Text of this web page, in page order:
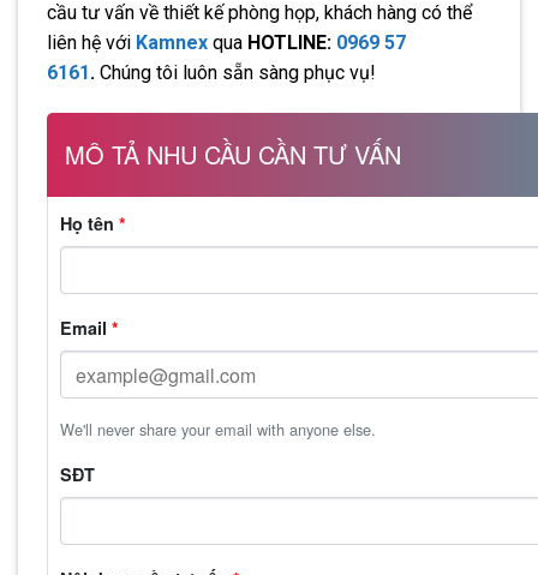
cầu tư vấn về thiết kế phòng họp, khách hàng có thể
liên hệ với Kamnex qua HOTLINE: 0969 57
6161 . Chúng tôi luôn sẵn sàng phục vụ!
MÔ TẢ NHU CẦU CẦN TƯ VẤN
Họ tên *
Email *
We'll never share your email with anyone else.
SĐT